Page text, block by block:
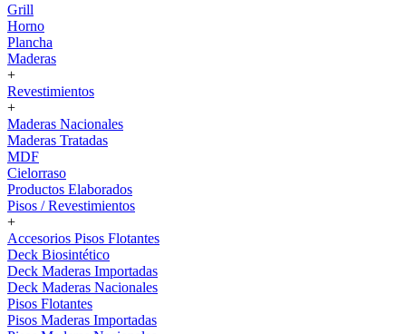
Grill
Horno
Plancha
Maderas
+
Revestimientos
+
Maderas Nacionales
Maderas Tratadas
MDF
Cielorraso
Productos Elaborados
Pisos / Revestimientos
+
Accesorios Pisos Flotantes
Deck Biosintético
Deck Maderas Importadas
Deck Maderas Nacionales
Pisos Flotantes
Pisos Maderas Importadas